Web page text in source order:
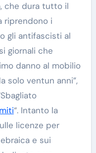
che dura tutto il
riprendono i
gli antifascisti al
giornali che
danno al mobilio
solo ventun anni”,
“. Intanto la
licenze per
e sui